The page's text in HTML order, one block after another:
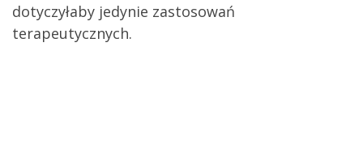
dotyczyłaby jedynie zastosowań
terapeutycznych.